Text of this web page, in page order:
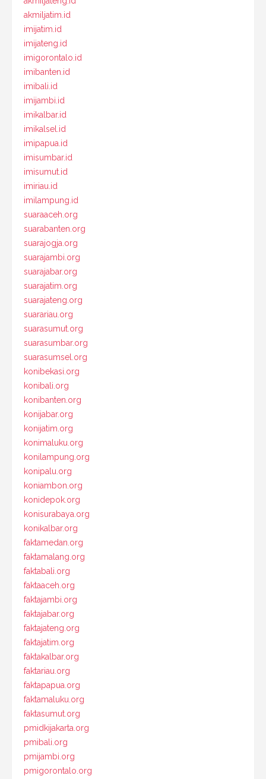
akmiljatim.id
imijatim.id
imijateng.id
imigorontalo.id
imibanten.id
imibali.id
imijambi.id
imikalbar.id
imikalsel.id
imipapua.id
imisumbar.id
imisumut.id
imiriau.id
imilampung.id
suaraaceh.org
suarabanten.org
suarajogja.org
suarajambi.org
suarajabar.org
suarajatim.org
suarajateng.org
suarariau.org
suarasumut.org
suarasumbar.org
suarasumsel.org
konibekasi.org
konibali.org
konibanten.org
konijabar.org
konijatim.org
konimaluku.org
konilampung.org
konipalu.org
koniambon.org
konidepok.org
konisurabaya.org
konikalbar.org
faktamedan.org
faktamalang.org
faktabali.org
faktaaceh.org
faktajambi.org
faktajabar.org
faktajateng.org
faktajatim.org
faktakalbar.org
faktariau.org
faktapapua.org
faktamaluku.org
faktasumut.org
pmidkijakarta.org
pmibali.org
pmijambi.org
pmigorontalo.org